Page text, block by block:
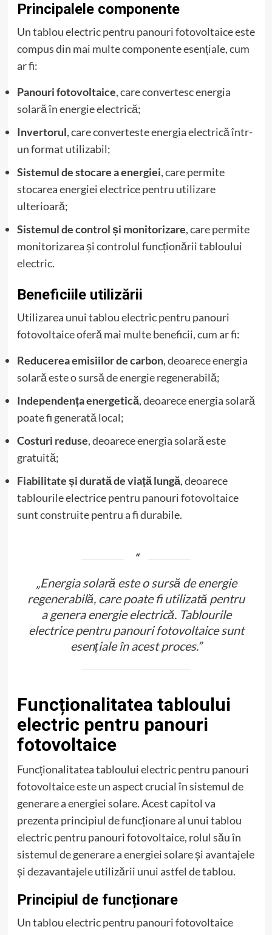
Principalele componente
Un tablou electric pentru panouri fotovoltaice este
compus din mai multe componente esențiale, cum
ar fi:
Panouri fotovoltaice, care convertesc energia
solară în energie electrică;
Invertorul, care converteste energia electrică într-
un format utilizabil;
Sistemul de stocare a energiei, care permite
stocarea energiei electrice pentru utilizare
ulterioară;
Sistemul de control și monitorizare, care permite
monitorizarea și controlul funcționării tabloului
electric.
Beneficiile utilizării
Utilizarea unui tablou electric pentru panouri
fotovoltaice oferă mai multe beneficii, cum ar fi:
Reducerea emisiilor de carbon, deoarece energia
solară este o sursă de energie regenerabilă;
Independența energetică, deoarece energia solară
poate fi generată local;
Costuri reduse, deoarece energia solară este
gratuită;
Fiabilitate și durată de viață lungă, deoarece
tablourile electrice pentru panouri fotovoltaice
sunt construite pentru a fi durabile.
„Energia solară este o sursă de energie
regenerabilă, care poate fi utilizată pentru
a genera energie electrică. Tablourile
electrice pentru panouri fotovoltaice sunt
esențiale în acest proces.”
Funcționalitatea tabloului
electric pentru panouri
fotovoltaice
Funcționalitatea tabloului electric pentru panouri
fotovoltaice este un aspect crucial în sistemul de
generare a energiei solare. Acest capitol va
prezenta principiul de funcționare al unui tablou
electric pentru panouri fotovoltaice, rolul său în
sistemul de generare a energiei solare și avantajele
și dezavantajele utilizării unui astfel de tablou.
Principiul de funcționare
Un tablou electric pentru panouri fotovoltaice